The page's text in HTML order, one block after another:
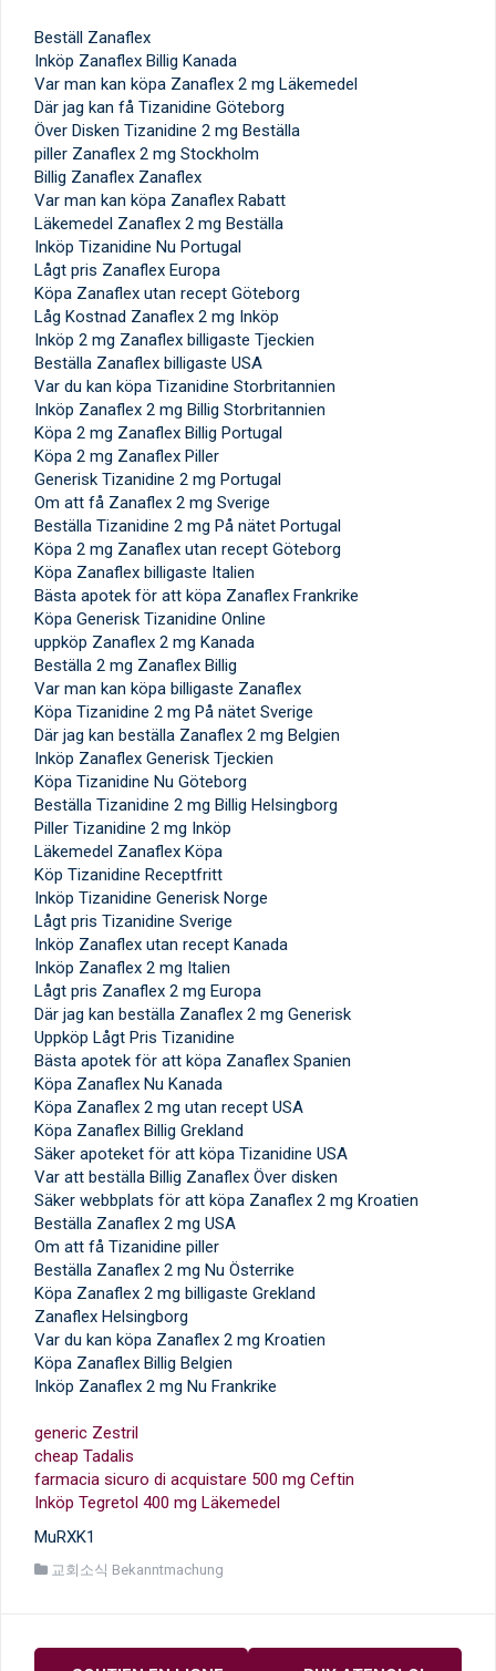
Beställ Zanaflex
Inköp Zanaflex Billig Kanada
Var man kan köpa Zanaflex 2 mg Läkemedel
Där jag kan få Tizanidine Göteborg
Över Disken Tizanidine 2 mg Beställa
piller Zanaflex 2 mg Stockholm
Billig Zanaflex Zanaflex
Var man kan köpa Zanaflex Rabatt
Läkemedel Zanaflex 2 mg Beställa
Inköp Tizanidine Nu Portugal
Lågt pris Zanaflex Europa
Köpa Zanaflex utan recept Göteborg
Låg Kostnad Zanaflex 2 mg Inköp
Inköp 2 mg Zanaflex billigaste Tjeckien
Beställa Zanaflex billigaste USA
Var du kan köpa Tizanidine Storbritannien
Inköp Zanaflex 2 mg Billig Storbritannien
Köpa 2 mg Zanaflex Billig Portugal
Köpa 2 mg Zanaflex Piller
Generisk Tizanidine 2 mg Portugal
Om att få Zanaflex 2 mg Sverige
Beställa Tizanidine 2 mg På nätet Portugal
Köpa 2 mg Zanaflex utan recept Göteborg
Köpa Zanaflex billigaste Italien
Bästa apotek för att köpa Zanaflex Frankrike
Köpa Generisk Tizanidine Online
uppköp Zanaflex 2 mg Kanada
Beställa 2 mg Zanaflex Billig
Var man kan köpa billigaste Zanaflex
Köpa Tizanidine 2 mg På nätet Sverige
Där jag kan beställa Zanaflex 2 mg Belgien
Inköp Zanaflex Generisk Tjeckien
Köpa Tizanidine Nu Göteborg
Beställa Tizanidine 2 mg Billig Helsingborg
Piller Tizanidine 2 mg Inköp
Läkemedel Zanaflex Köpa
Köp Tizanidine Receptfritt
Inköp Tizanidine Generisk Norge
Lågt pris Tizanidine Sverige
Inköp Zanaflex utan recept Kanada
Inköp Zanaflex 2 mg Italien
Lågt pris Zanaflex 2 mg Europa
Där jag kan beställa Zanaflex 2 mg Generisk
Uppköp Lågt Pris Tizanidine
Bästa apotek för att köpa Zanaflex Spanien
Köpa Zanaflex Nu Kanada
Köpa Zanaflex 2 mg utan recept USA
Köpa Zanaflex Billig Grekland
Säker apoteket för att köpa Tizanidine USA
Var att beställa Billig Zanaflex Över disken
Säker webbplats för att köpa Zanaflex 2 mg Kroatien
Beställa Zanaflex 2 mg USA
Om att få Tizanidine piller
Beställa Zanaflex 2 mg Nu Österrike
Köpa Zanaflex 2 mg billigaste Grekland
Zanaflex Helsingborg
Var du kan köpa Zanaflex 2 mg Kroatien
Köpa Zanaflex Billig Belgien
Inköp Zanaflex 2 mg Nu Frankrike
generic Zestril
cheap Tadalis
farmacia sicuro di acquistare 500 mg Ceftin
Inköp Tegretol 400 mg Läkemedel
MuRXK1
교회소식 Bekanntmachung